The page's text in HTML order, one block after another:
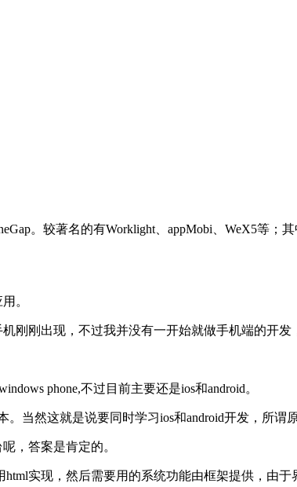
。较著名的有Worklight、appMobi、WeX5等；
。
刚刚出现，不过我并没有一开始就做手机端的开发
phone,不过目前主要还是ios和android。
当然这就是说要同时学习ios和android开发，所谓原
，答案是肯定的。
实现，然后需要用的系统功能由框架提供，由